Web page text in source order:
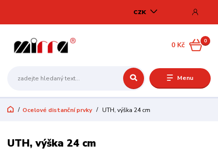
Menu
CZK
0
0 Kč
Ocelové distanční prvky UTH, výška 24 cm
UTH, výška 24 cm